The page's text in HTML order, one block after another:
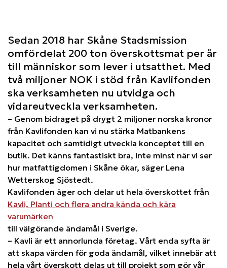
Sedan 2018 har Skåne Stadsmission
omfördelat 200 ton överskottsmat per år
till människor som lever i utsatthet. Med
två miljoner NOK i stöd från Kavlifonden
ska verksamheten nu utvidga och
vidareutveckla verksamheten.
– Genom bidraget på drygt 2 miljoner norska kronor
från Kavlifonden kan vi nu stärka Matbankens
kapacitet och samtidigt utveckla konceptet till en
butik. Det känns fantastiskt bra, inte minst när vi ser
hur matfattigdomen i Skåne ökar, säger Lena
Wetterskog Sjöstedt.
Kavlifonden äger och delar ut hela överskottet från
Kavli, Planti och flera andra kända och kära
varumärken
till välgörande ändamål i Sverige.
– Kavli är ett annorlunda företag. Vårt enda syfta är
att skapa värden för goda ändamål, vilket innebär att
hela vårt överskott delas ut till projekt som gör vår